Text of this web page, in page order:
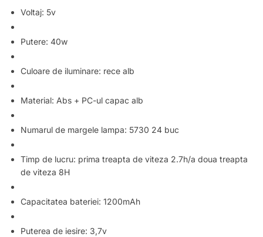
Voltaj: 5v
Putere: 40w
Culoare de iluminare: rece alb
Material: Abs + PC-ul capac alb
Numarul de margele lampa: 5730 24 buc
Timp de lucru: prima treapta de viteza 2.7h/a doua treapta
de viteza 8H
Capacitatea bateriei: 1200mAh
Puterea de iesire: 3,7v